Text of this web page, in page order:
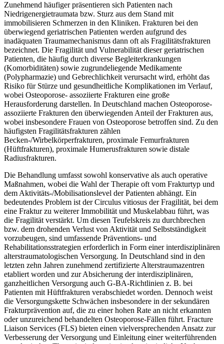
Zunehmend häufiger präsentieren sich Patienten nach
Niedrigenergietraumata bzw. Sturz aus dem Stand mit
immobilisieren Schmerzen in den Kliniken. Frakturen bei den
überwiegend geriatrischen Patienten werden aufgrund des
inadäquaten Traumamechanismus dann oft als Fragilitätsfrakturen
bezeichnet. Die Fragilität und Vulnerabilität dieser geriatrischen
Patienten, die häufig durch diverse Begleiterkrankungen
(Komorbiditäten) sowie zugrundeliegende Medikamente
(Polypharmazie) und Gebrechlichkeit verursacht wird, erhöht das
Risiko für Stürze und gesundheitliche Komplikationen im Verlauf,
wobei Osteoporose- assoziierte Frakturen eine große
Herausforderung darstellen. In Deutschland machen Osteoporose-
assoziierte Frakturen den überwiegenden Anteil der Frakturen aus,
wobei insbesondere Frauen von Osteoporose betroffen sind. Zu den
häufigsten Fragilitätsfrakturen zählen
Becken-/Wirbelkörperfrakturen, proximale Femurfrakturen
(Hüftfrakturen), proximale Humerusfrakturen sowie distale
Radiusfrakturen.
Die Behandlung umfasst sowohl konservative als auch operative
Maßnahmen, wobei die Wahl der Therapie oft vom Frakturtyp und
dem Aktivitäts-/Mobilisationslevel der Patienten abhängt. Ein
bedeutendes Problem ist der Circulus vitiosus der Fragilität, bei dem
eine Fraktur zu weiterer Immobilität und Muskelabbau führt, was
die Fragilität verstärkt. Um diesen Teufelskreis zu durchbrechen
bzw. dem drohenden Verlust von Aktivität und Selbstständigkeit
vorzubeugen, sind umfassende Präventions- und
Rehabilitationsstrategien erforderlich in Form einer interdisziplinären
alterstraumatologischen Versorgung. In Deutschland sind in den
letzten zehn Jahren zunehmend zertifizierte Alterstraumazentren
etabliert worden und zur Absicherung der interdisziplinären,
ganzheitlichen Versorgung auch G-BA-Richtlinien z. B. bei
Patienten mit Hüftfrakturen verabschiedet worden. Dennoch weist
die Versorgungskette Schwächen insbesondere in der sekundären
Frakturprävention auf, die zu einer hohen Rate an nicht erkannten
oder unzureichend behandelten Osteoporose-Fällen führt. Fracture
Liaison Services (FLS) bieten einen vielversprechenden Ansatz zur
Verbesserung der Versorgung und Einleitung einer weiterführenden